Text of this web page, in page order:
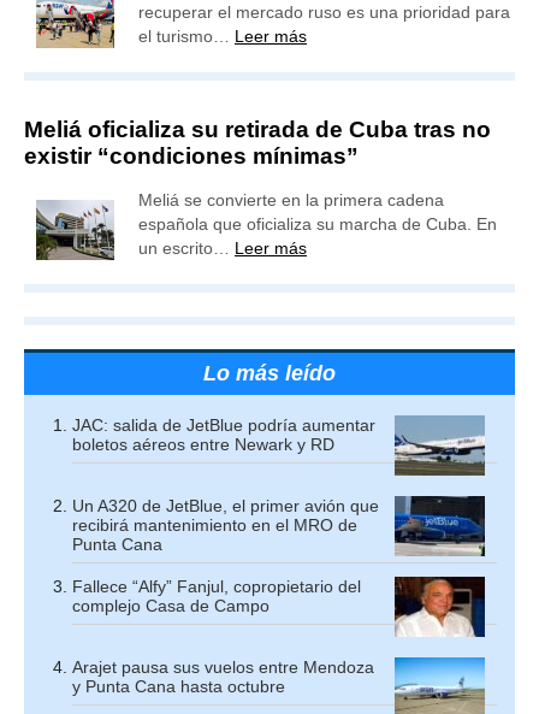
recuperar el mercado ruso es una prioridad para
el turismo… Leer más
Meliá oficializa su retirada de Cuba tras no
existir “condiciones mínimas”
Meliá se convierte en la primera cadena
española que oficializa su marcha de Cuba. En
un escrito… Leer más
Lo más leído
JAC: salida de JetBlue podría aumentar
boletos aéreos entre Newark y RD
Un A320 de JetBlue, el primer avión que
recibirá mantenimiento en el MRO de
Punta Cana
Fallece “Alfy” Fanjul, copropietario del
complejo Casa de Campo
Arajet pausa sus vuelos entre Mendoza
y Punta Cana hasta octubre